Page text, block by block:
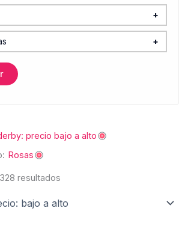
Carro
+
y Maternidad
+
Regalos
precio bajo a alto
Rosas
resultados
por
precio: